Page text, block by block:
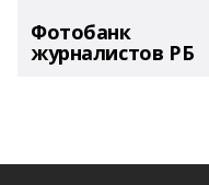
Фотобанк
журналистов РБ